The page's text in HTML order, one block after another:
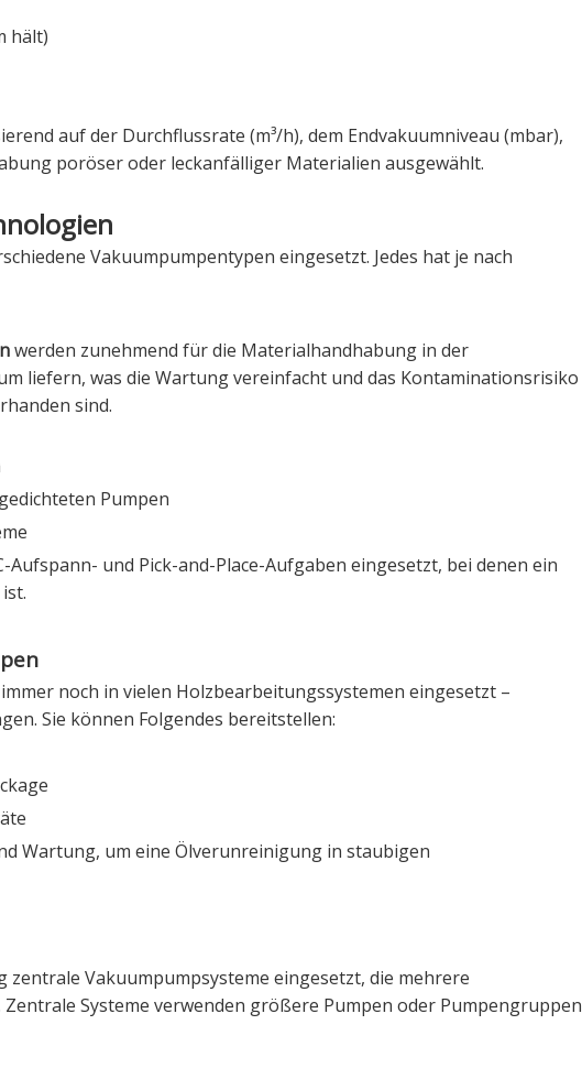
hält)
auf der Durchflussrate (m³/h), dem Endvakuumniveau (mbar),
poröser oder leckanfälliger Materialien ausgewählt.
Vakuumpumpentypen eingesetzt. Jedes hat je nach
werden zunehmend für die Materialhandhabung in der
liefern, was die Wartung vereinfacht und das Kontaminationsrisiko
sind.
Pumpen
und Pick-and-Place-Aufgaben eingesetzt, bei denen ein
noch in vielen Holzbearbeitungssystemen eingesetzt –
Sie können Folgendes bereitstellen:
Wartung, um eine Ölverunreinigung in staubigen
Vakuumpumpsysteme eingesetzt, die mehrere
Systeme verwenden größere Pumpen oder Pumpengruppen